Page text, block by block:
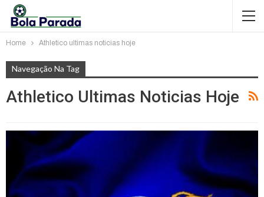
Home Athletico ultimas noticias hoje
Navegação Na Tag
Athletico Ultimas Noticias Hoje